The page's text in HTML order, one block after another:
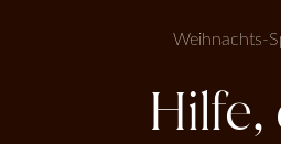
Weihnachts-
Hilfe,